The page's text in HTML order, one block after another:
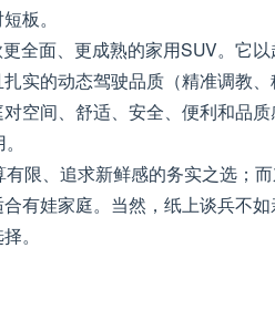
板。
全面、更成熟的家用SUV。它
实的动态驾驶品质（精准调教
空间、舒适、安全、便利和品
限、追求新鲜感的务实之选；
有娃家庭。当然，纸上谈兵不
。